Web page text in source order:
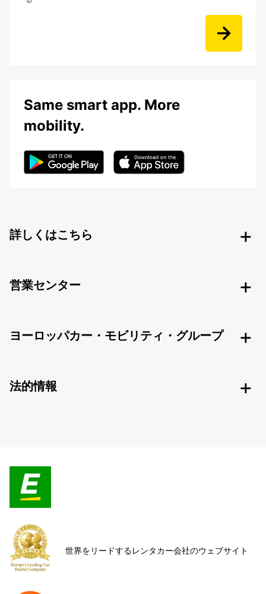
Same smart app. More
mobility.
詳しくはこちら
営業センター
ヨーロッパカー・モビリティ・グループ
法的情報
世界をリードするレンタカー会社のウェブサイト